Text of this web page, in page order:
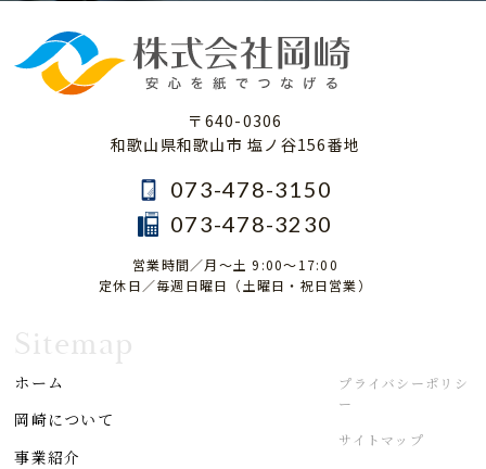
〒640-0306
和歌山県和歌山市 塩ノ谷156番地
073-478-3150
073-478-3230
営業時間／月～土 9:00～17:00
定休日／毎週日曜日（土曜日・祝日営業）
Sitemap
ホーム
岡崎について
事業紹介
プライバシーポリシ
ー
サイトマップ